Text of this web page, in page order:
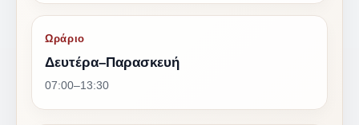
Ωράριο
Δευτέρα–Παρασκευή
07:00–13:30